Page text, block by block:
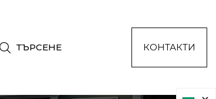
ТЪРСЕНЕ КОНТАКТИ